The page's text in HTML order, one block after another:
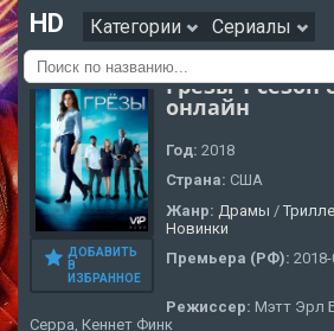
HD Категории Сериалы
ДОБАВИТЬ
В
ИЗБРАННОЕ
Грезы 1 сезон
онлайн
Год: 2018
Страна: США
Жанр: Драмы /
Новинки
Премьера (РФ): 2018-
Режиссер: Мэтт Эрл
Серра, Кеннет Финк